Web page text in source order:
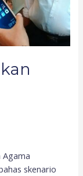
Agama
skenario